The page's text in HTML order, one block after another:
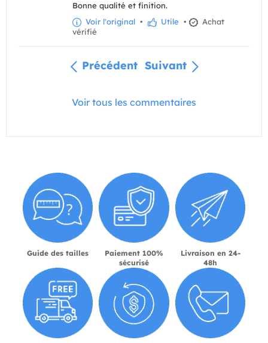
Bonne qualité et finition.
Voir l'original • Utile •
Achat
vérifié
Précédent Suivant
Voir tous les commentaires
Guide des tailles
Paiement 100%
sécurisé
Livraison en 24-
48h